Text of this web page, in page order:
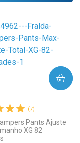
(7)
Pants Ajuste
XG 82
COMPRAR